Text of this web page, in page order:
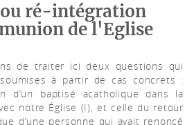
ré-intégration
de l'Eglise
de traiter ici deux questions qui
à partir de cas concrets :
d’un baptisé acatholique dans la
notre Église (I), et celle du retour
d’une personne qui avait renoncé